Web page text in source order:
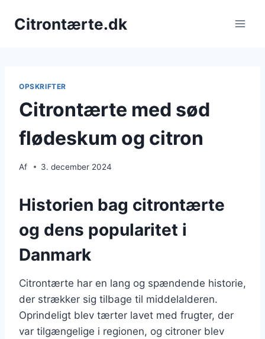
Citrontærte.dk
OPSKRIFTER
Citrontærte med sød
flødeskum og citron
Af 3. december 2024
Historien bag citrontærte
og dens popularitet i
Danmark
Citrontærte har en lang og spændende historie,
der strækker sig tilbage til middelalderen.
Oprindeligt blev tærter lavet med frugter, der
var tilgængelige i regionen, og citroner blev